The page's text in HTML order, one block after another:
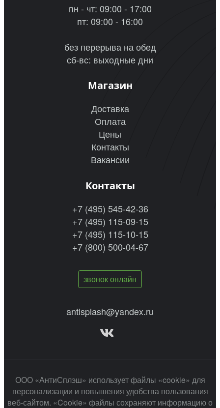
пн - чт: 09:00 - 17:00
пт: 09:00 - 16:00
без перерыва на обед
сб-вс: выходные дни
Магазин
Доставка
Оплата
Цены
Контакты
Вакансии
Контакты
+7 (495) 545-42-36
+7 (495) 115-09-15
+7 (495) 115-10-15
+7 (800) 500-04-67
звонок онлайн
antisplash@yandex.ru
ООО «АнтиСплэш» использует файлы «cookie» для
персонализации и повышения удобства пользования
веб-сайтом. «Cookie» файлы сохраняют информацию о